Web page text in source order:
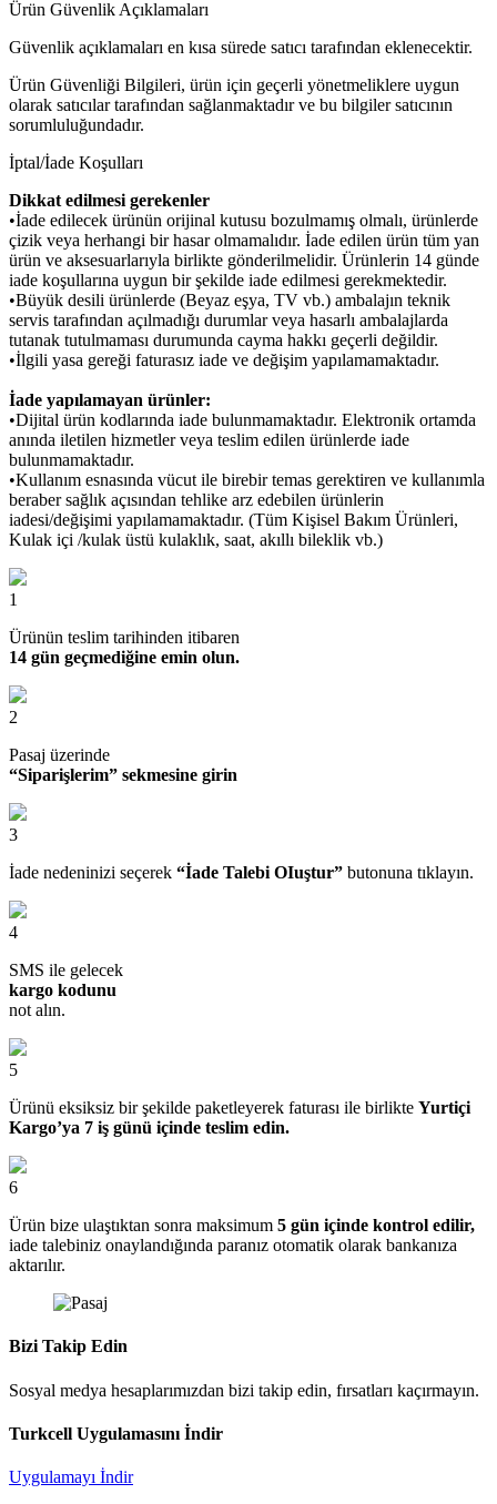
Ürün Güvenlik Açıklamaları
Güvenlik açıklamaları en kısa sürede satıcı tarafından eklenecektir.
Ürün Güvenliği Bilgileri, ürün için geçerli yönetmeliklere uygun
olarak satıcılar tarafından sağlanmaktadır ve bu bilgiler satıcının
sorumluluğundadır.
İptal/İade Koşulları
Dikkat edilmesi gerekenler
•İade edilecek ürünün orijinal kutusu bozulmamış olmalı, ürünlerde
çizik veya herhangi bir hasar olmamalıdır. İade edilen ürün tüm yan
ürün ve aksesuarlarıyla birlikte gönderilmelidir. Ürünlerin 14 günde
iade koşullarına uygun bir şekilde iade edilmesi gerekmektedir.
•Büyük desili ürünlerde (Beyaz eşya, TV vb.) ambalajın teknik
servis tarafından açılmadığı durumlar veya hasarlı ambalajlarda
tutanak tutulmaması durumunda cayma hakkı geçerli değildir.
•İlgili yasa gereği faturasız iade ve değişim yapılamamaktadır.
İade yapılamayan ürünler:
•Dijital ürün kodlarında iade bulunmamaktadır. Elektronik ortamda
anında iletilen hizmetler veya teslim edilen ürünlerde iade
bulunmamaktadır.
•Kullanım esnasında vücut ile birebir temas gerektiren ve kullanımla
beraber sağlık açısından tehlike arz edebilen ürünlerin
iadesi/değişimi yapılamamaktadır. (Tüm Kişisel Bakım Ürünleri,
Kulak içi /kulak üstü kulaklık, saat, akıllı bileklik vb.)
1
Ürünün teslim tarihinden itibaren
14 gün geçmediğine emin olun.
2
Pasaj üzerinde
“Siparişlerim” sekmesine girin
3
İade nedeninizi seçerek “İade Talebi OIuştur” butonuna tıklayın.
4
SMS ile gelecek
kargo kodunu
not alın.
5
Ürünü eksiksiz bir şekilde paketleyerek faturası ile birlikte Yurtiçi
Kargo’ya 7 iş günü içinde teslim edin.
6
Ürün bize ulaştıktan sonra maksimum 5 gün içinde kontrol edilir,
iade talebiniz onaylandığında paranız otomatik olarak bankanıza
aktarılır.
Bizi Takip Edin
Sosyal medya hesaplarımızdan bizi takip edin, fırsatları kaçırmayın.
Turkcell Uygulamasını İndir
Uygulamayı İndir